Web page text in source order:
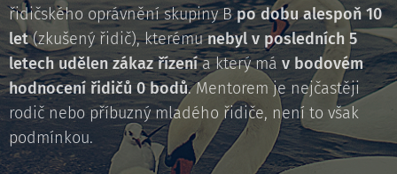
řidičského oprávnění skupiny Bpo dobu alespoň 10
let(zkušený řidič), kterémunebyl v posledních 5
letech udělen zákaz řízenía který má v bodovém
hodnocení řidičů 0 bodů. Mentorem je nejčastěji
rodič nebo příbuzný mladého řidiče, není to však
podmínkou.